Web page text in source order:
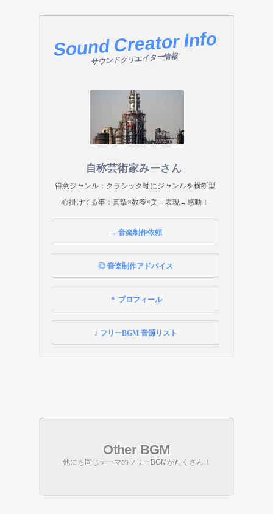
Sound Creator Info
サウンドクリエイター情報
自称芸術家みーさん
得意ジャンル：クラシック軸にジャンルを横断型
心掛けてる事：真摯×教養×美＝表現→感動！
→ 音楽制作依頼
◎ 音楽制作アドバイス
＊ プロフィール
♪ フリーBGM 音源リスト
Other BGM
他にも同じテーマのフリーBGMがたくさん！